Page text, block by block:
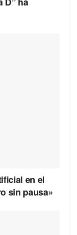
en el
sin pausa»